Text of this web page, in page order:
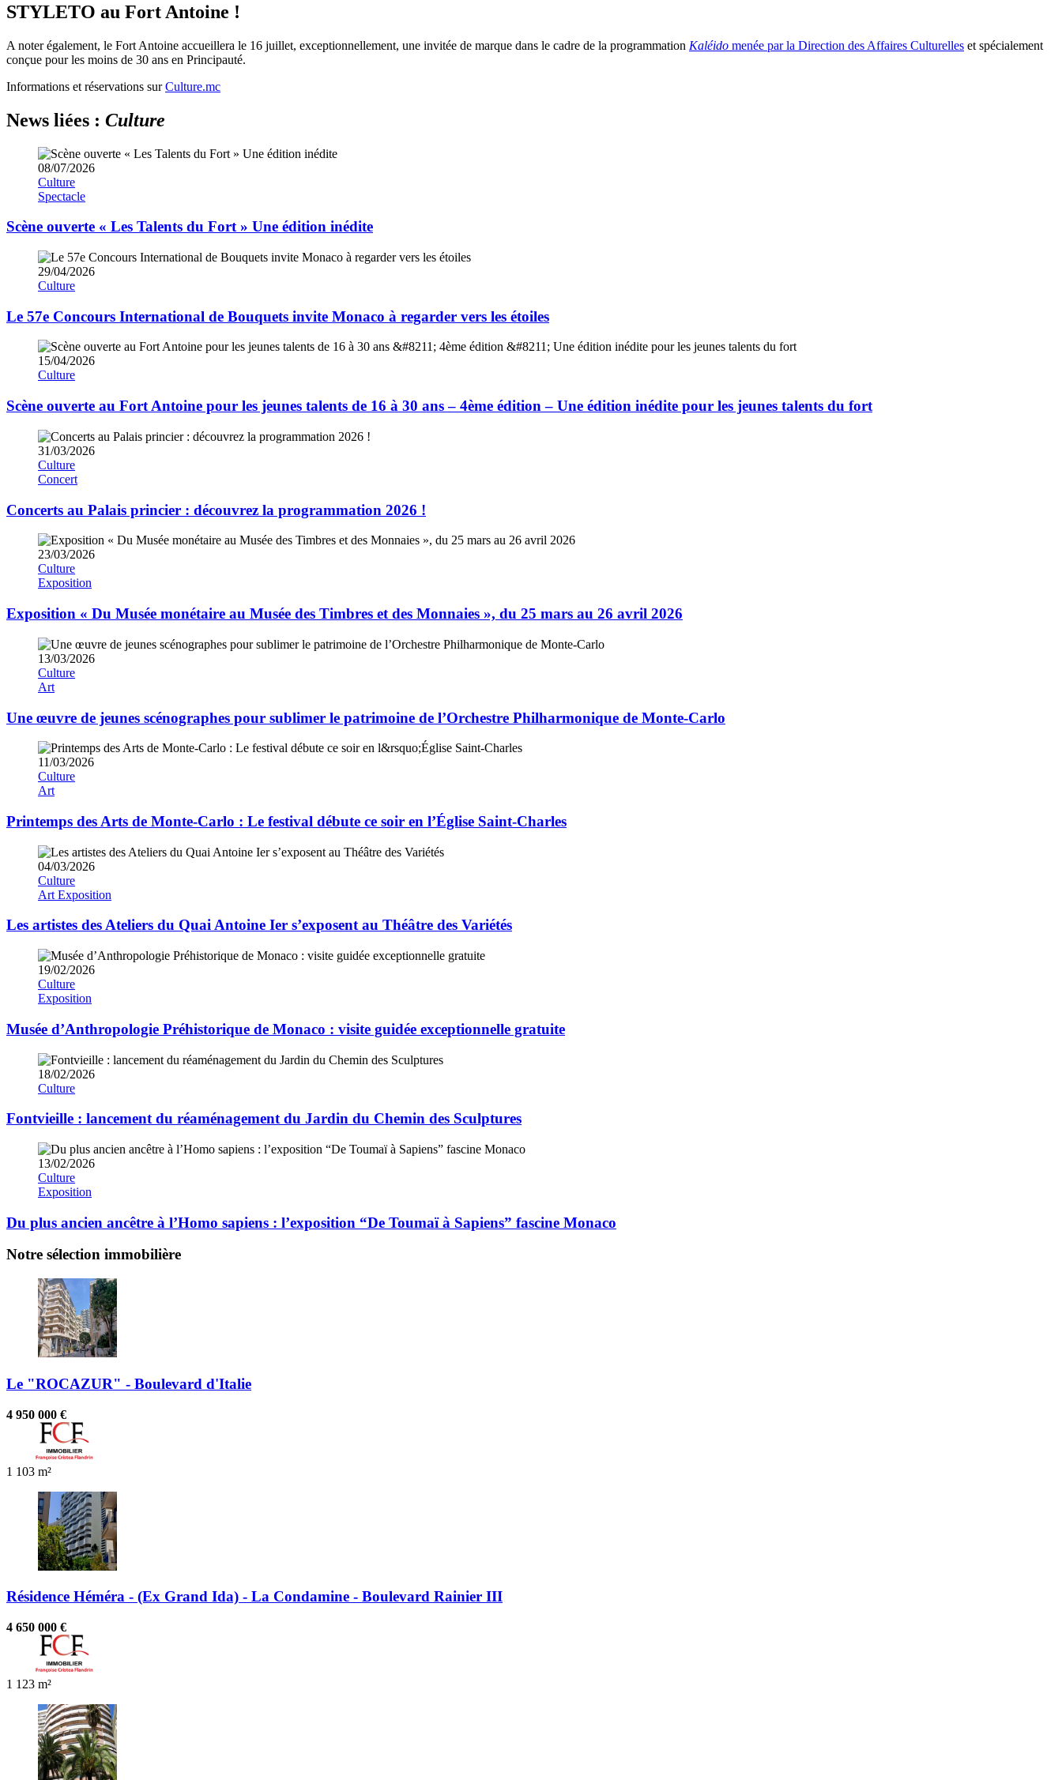
STYLETO au Fort Antoine !
A noter également, le Fort Antoine accueillera le 16 juillet, exceptionnellement, une invitée de marque dans le cadre de la programmation Kaléido menée par la Direction des Affaires Culturelles et spécialement
conçue pour les moins de 30 ans en Principauté.
Informations et réservations surCulture.mc
News liées : Culture
08/07/2026
Culture
Spectacle
Scène ouverte « Les Talents du Fort » Une édition inédite
29/04/2026
Culture
Le 57e Concours International de Bouquets invite Monaco à regarder vers les étoiles
15/04/2026
Culture
Scène ouverte au Fort Antoine pour les jeunes talents de 16 à 30 ans – 4ème édition – Une édition inédite pour les jeunes talents du fort
31/03/2026
Culture
Concert
Concerts au Palais princier : découvrez la programmation 2026 !
23/03/2026
Culture
Exposition
Exposition « Du Musée monétaire au Musée des Timbres et des Monnaies », du 25 mars au 26 avril 2026
13/03/2026
Culture
Art
Une œuvre de jeunes scénographes pour sublimer le patrimoine de l’Orchestre Philharmonique de Monte-Carlo
11/03/2026
Culture
Art
Printemps des Arts de Monte-Carlo : Le festival débute ce soir en l’Église Saint-Charles
04/03/2026
Culture
Art Exposition
Les artistes des Ateliers du Quai Antoine Ier s’exposent au Théâtre des Variétés
19/02/2026
Culture
Exposition
Musée d’Anthropologie Préhistorique de Monaco : visite guidée exceptionnelle gratuite
18/02/2026
Culture
Fontvieille : lancement du réaménagement du Jardin du Chemin des Sculptures
13/02/2026
Culture
Exposition
Du plus ancien ancêtre à l’Homo sapiens : l’exposition “De Toumaï à Sapiens” fascine Monaco
Notre sélection immobilière
Le "ROCAZUR" - Boulevard d'Italie
4 950 000 €
1 103 m²
Résidence Héméra - (Ex Grand Ida) - La Condamine - Boulevard Rainier III
4 650 000 €
1 123 m²